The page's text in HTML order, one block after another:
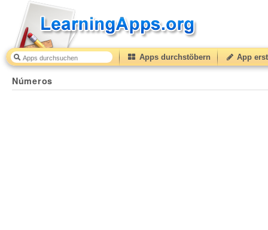
Apps durchstöbern App
Números